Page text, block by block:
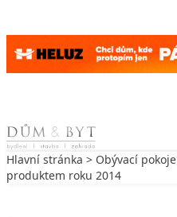
Skip to content
Hlavní stránka > Obývací pokoje
produktem roku 2014